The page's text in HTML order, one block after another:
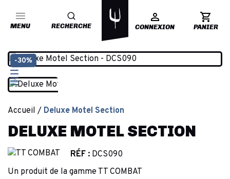
MENU RECHERCHE CONNEXION PANIER
-30%
Accueil Deluxe Motel Section
DELUXE MOTEL SECTION
RÉF : DCS090
Un produit de la gamme TT COMBAT